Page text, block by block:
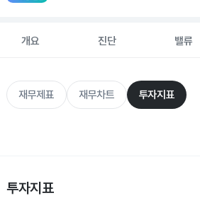
개요 진단 밸류
재무제표 재무차트 투자지표
투자지표